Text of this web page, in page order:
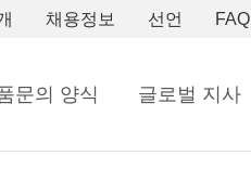
FAQ
선언
채용정보
문의 양식 글로벌 지사